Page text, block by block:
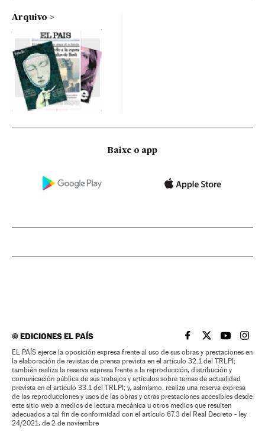
Arquivo
Baixe o app
©EDICIONES EL PAÍS EL PAÍS BRASIL EN
EL PAÍSEL PAÍS
EL
EL PAÍS ejerce la oposición expresa frente al uso de sus obras y prestaciones en
la elaboración de revistas de prensa prevista en el artículo 32.1 del TRLPI;
también realiza la reserva expresa frente a la reproducción, distribución y
comunicación pública de sus trabajos y artículos sobre temas de actualidad
prevista en el artículo 33.1 del TRLPI; y, asimismo, realiza una reserva expresa
de las reproducciones y usos de las obras y otras prestaciones accesibles desde
este sitio web a medios de lectura mecánica u otros medios que resulten
adecuados a tal fin de conformidad con el artículo 67.3 del Real Decreto - ley
24/2021, de 2 de noviembre